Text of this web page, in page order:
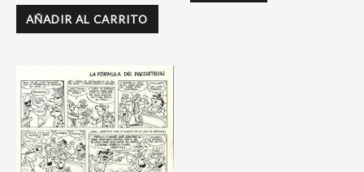
AÑADIR AL CARRITO